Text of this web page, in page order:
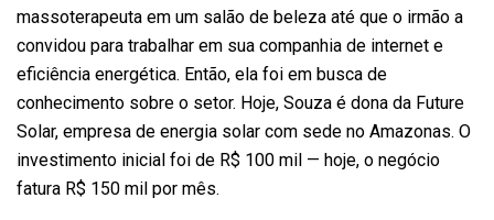
massoterapeuta em um salão de beleza até que o irmão a
convidou para trabalhar em sua companhia de internet e
eficiência energética. Então, ela foi em busca de
conhecimento sobre o setor. Hoje, Souza é dona da Future
Solar, empresa de energia solar com sede no Amazonas. O
investimento inicial foi de R$ 100 mil — hoje, o negócio
fatura R$ 150 mil por mês.